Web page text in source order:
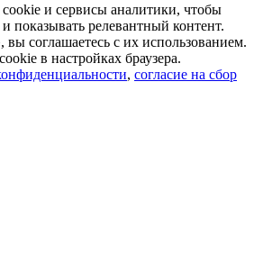
и сервисы аналитики, чтобы
и показывать релевантный контент.
соглашаетесь с их использованием.
в настройках браузера.
, согласие на сбор